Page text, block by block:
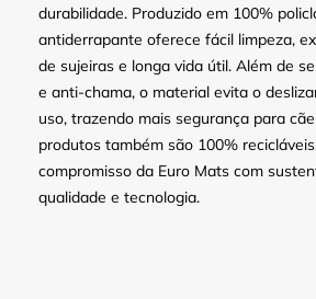
durabilidade. Produzido em 100%
antiderrapante oferece fácil limpeza,
de sujeiras e longa vida útil. Além de
e anti-chama, o material evita o
uso, trazendo mais segurança para
produtos também são 100%
compromisso da Euro Mats com
qualidade e tecnologia.